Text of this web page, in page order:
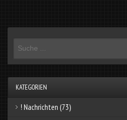
KATEGORIEN
! Nachrichten (73)